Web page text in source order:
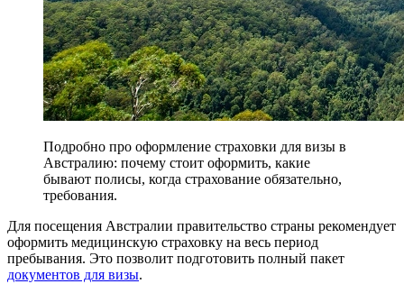
Подробно про оформление страховки для визы в
Австралию: почему стоит оформить, какие
бывают полисы, когда страхование обязательно,
требования.
Для посещения Австралии правительство страны рекомендует
оформить медицинскую страховку на весь период
пребывания. Это позволит подготовить полный пакет
документов для визы.